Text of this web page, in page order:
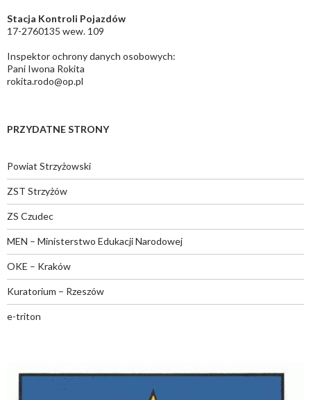
Stacja Kontroli Pojazdów
17-2760135 wew. 109
Inspektor ochrony danych osobowych:
Pani Iwona Rokita
rokita.rodo@op.pl
PRZYDATNE STRONY
Powiat Strzyżowski
ZST Strzyżów
ZS Czudec
MEN – Ministerstwo Edukacji Narodowej
OKE – Kraków
Kuratorium – Rzeszów
e-triton